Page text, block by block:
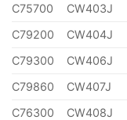
C75700
CW403J
C79200
CW404J
C79300
CW406J
C79860
CW407J
C76300
CW408J